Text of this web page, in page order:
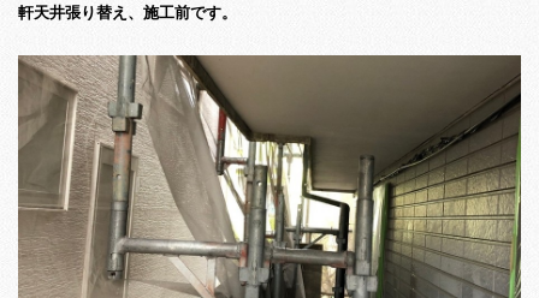
軒天井張り替え、施工前です。